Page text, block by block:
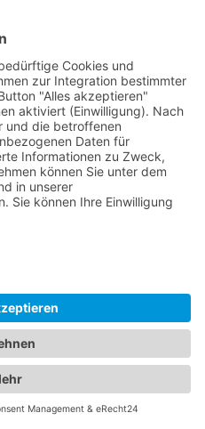
Mail-Adresse mitteilen.
Rückfragen erreichen
informieren. Durch die
erleichtern Sie
Organisation des
effizient zu handeln.
Dach:
und Hotels
rund um
sondern auch eine
Ihren nächsten
eine vielfältige
als
der perfekten Unterkunft